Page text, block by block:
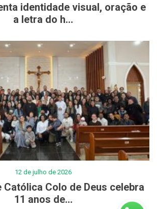
identidade visual, oração e
a letra do h...
12 de julho de 2026
Católica Colo de Deus celebra
11 anos de...